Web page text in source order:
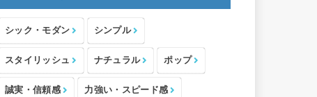
シック・モダン シンプル
スタイリッシュ ナチュラル ポップ
誠実・信頼感 力強い・スピード感